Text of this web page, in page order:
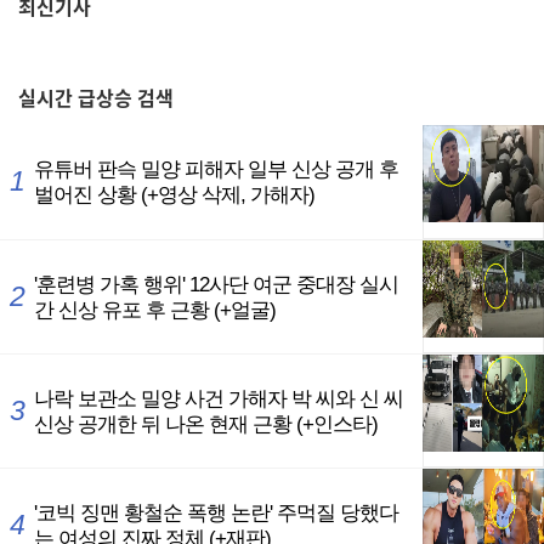
최신기사
실시간급상승 검색